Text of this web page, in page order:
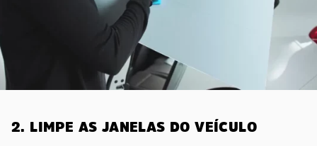
2. LIMPE AS JANELAS DO VEÍCULO